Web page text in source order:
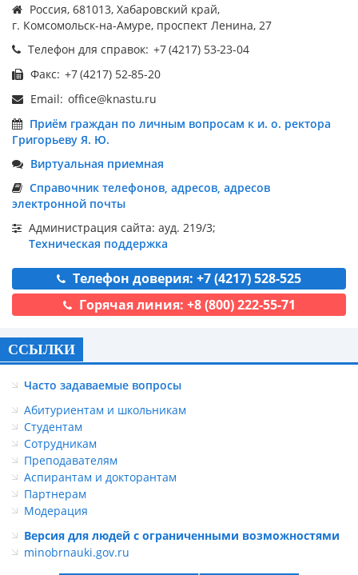
Россия, 681013, Хабаровский край,
г. Комсомольск-на-Амуре, проспект Ленина, 27
Телефон для справок:
Факс:
Email:
Приём граждан по личным вопросам к и. о. ректора
Григорьеву Я. Ю.
Виртуальная приемная
Справочник телефонов, адресов, адресов
электронной почты
Администрация сайта: ауд. 219/3;
Техническая поддержка
Телефон доверия: +7 (4217) 528-525
Горячая линия: +8 (800) 222-55-71
ССЫЛКИ
Часто задаваемые вопросы
Абитуриентам и школьникам
Студентам
Сотрудникам
Преподавателям
Аспирантам и докторантам
Партнерам
Модерация
Версия для людей с ограниченными возможностями
minobrnauki.gov.ru